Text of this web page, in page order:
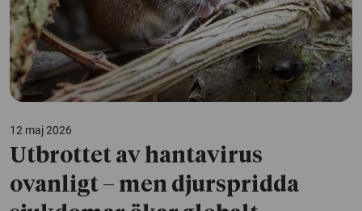
12 maj 2026
Utbrottet av hantavirus
ovanligt – men djurspridda